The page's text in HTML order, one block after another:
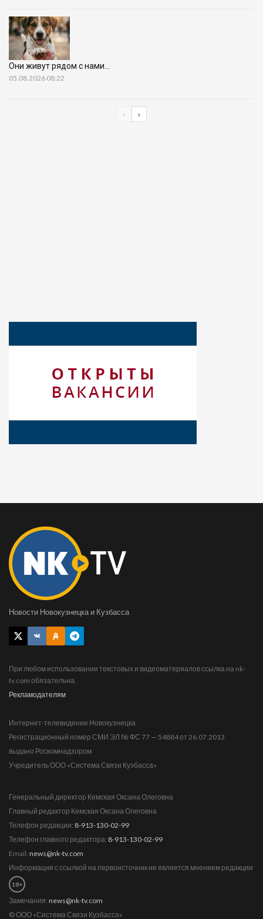
Они живут рядом с нами…
05.08.2026 08:22
‹ ›
Новости Новокузнецка и Кузбасса
При любом использовании текстовых и видеоматериалов ссылка на nk-
tv.com обязательна.
Рекламодателям
Интернет-телевидение Новокузнецка
Регистрационный номер СМИ ЭЛ № ФС 77 — 54884 от 26.07.2013
выдано Роскомнадзором
Учредитель ООО «Система Связи Кузбасса»
Генеральный директор Кемская Оксана Олеговна
Главный редактор Кемская Оксана Олеговна
Телефон редакции: 8-913-130-02-99
Телефон главного редактора: 8-913-130-02-99
Email: news@nk-tv.com
Информация с ссылкой на первоисточник не является мнением редакции
18+
Замечания: news@nk-tv.com
© ООО «Система Связи Кузбасса»